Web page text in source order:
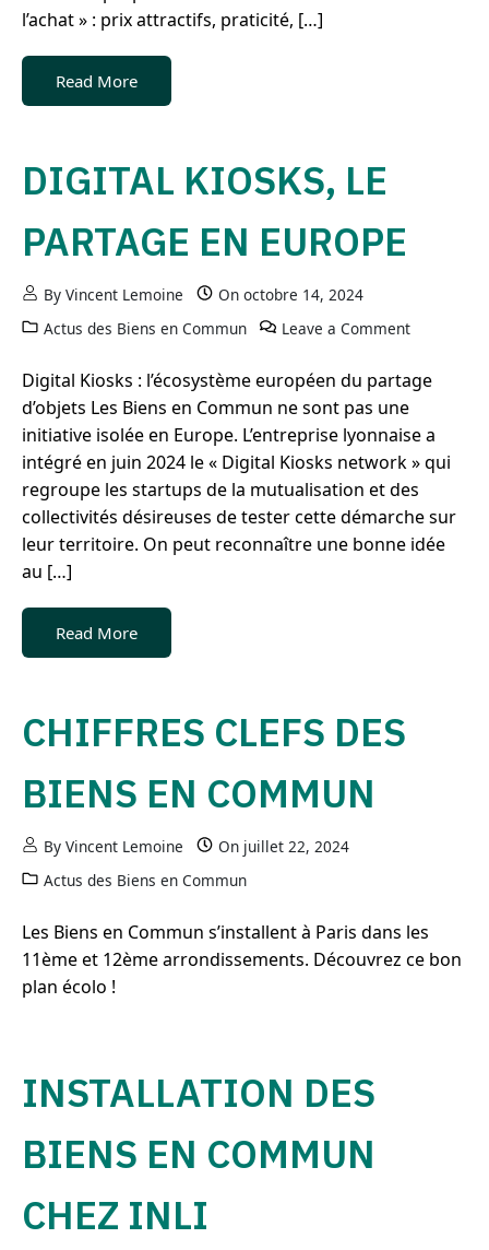
l’achat » : prix attractifs, praticité, […]
Read More
DIGITAL KIOSKS, LE
PARTAGE EN EUROPE
By Vincent Lemoine On octobre 14, 2024
Actus des Biens en Commun
Leave a Comment
Digital Kiosks : l’écosystème européen du partage
d’objets Les Biens en Commun ne sont pas une
initiative isolée en Europe. L’entreprise lyonnaise a
intégré en juin 2024 le « Digital Kiosks network » qui
regroupe les startups de la mutualisation et des
collectivités désireuses de tester cette démarche sur
leur territoire. On peut reconnaître une bonne idée
au […]
Read More
CHIFFRES CLEFS DES
BIENS EN COMMUN
By Vincent Lemoine On juillet 22, 2024
Actus des Biens en Commun
Les Biens en Commun s’installent à Paris dans les
11ème et 12ème arrondissements. Découvrez ce bon
plan écolo !
INSTALLATION DES
BIENS EN COMMUN
CHEZ INLI